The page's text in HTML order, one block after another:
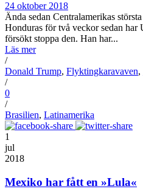
24 oktober 2018
Ända sedan Centralamerikas
Honduras för två veckor sedan
försökt stoppa den. Han har...
Läs mer
/
Donald Trump, Flyktingkaravaven,
/
0
/
Brasilien, Latinamerika
1
jul
2018
Mexiko har fått en »Lula«